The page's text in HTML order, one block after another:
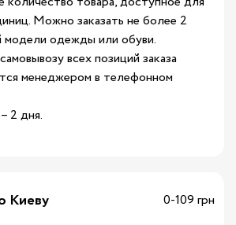
Можно заказать не более 2
модели одежды или обуви.
всех позиций заказа
менеджером в телефонном
2 дня.
Киеву
0-109 грн